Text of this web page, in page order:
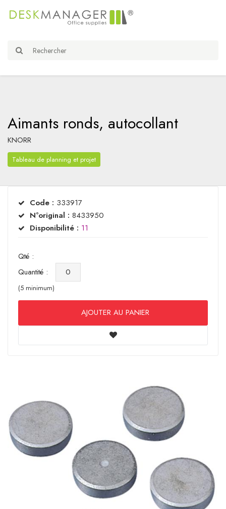
Aimants ronds, autocollant
KNORR
Tableau de planning et projet
Code : 333917
N°original : 8433950
Disponibilité : 11
Qté :
Quantité :
(5 minimum)
AJOUTER AU PANIER